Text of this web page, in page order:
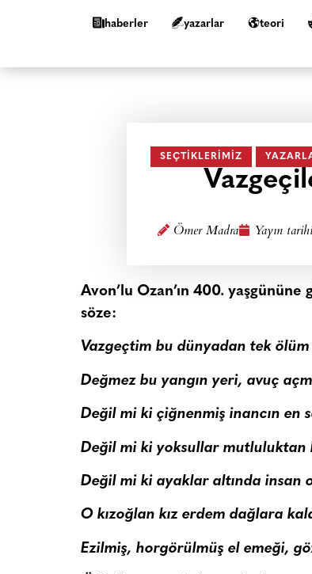
haberler yazarlar teori
SEÇTIKLERIMIZ
Ömer Madra Yayın
Avon’lu Ozan’ın 400.
söze:
Vazgeçtim bu dünyadan tek
Değmez bu yangın yeri, avuç
Değil mi ki çiğnenmiş inancın en
Değil mi ki yoksullar mutluluktan
Değil mi ki ayaklar altında insan
O kızoğlan kız erdem dağlara
Ezilmiş, horgörülmüş el emeği,